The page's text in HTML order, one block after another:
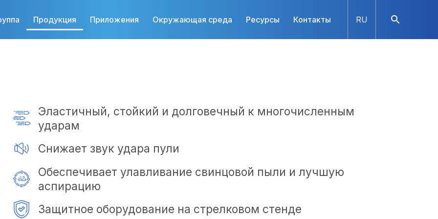
Продукция Приложения Окружающая среда Ресурсы Контакты RU
Эластичный, стойкий и долговечный к многочисленным
ударам
Снижает звук удара пули
Обеспечивает улавливание свинцовой пыли и лучшую
аспирацию
Защитное оборудование на стрелковом стенде